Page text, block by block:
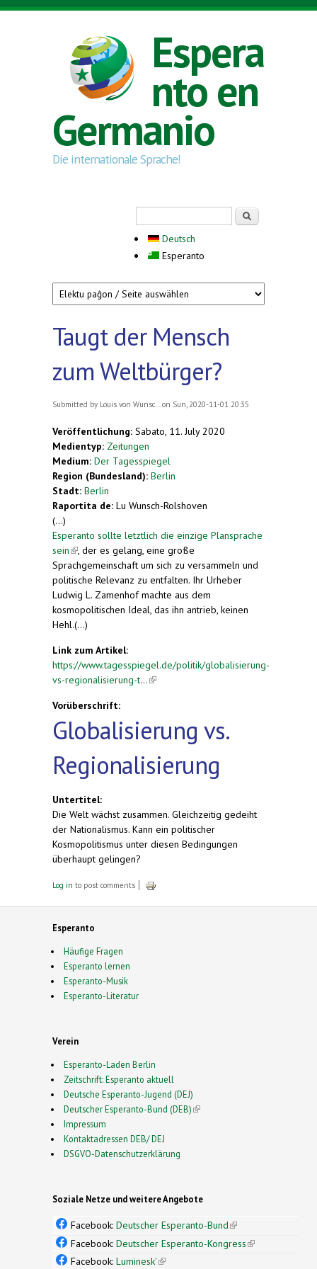
Skip to main content
Espera
nto en
Germanio
Die internationale Sprache!
Deutsch
Esperanto
Taugt der Mensch
zum Weltbürger?
Submitted by Louis von Wunsc... on Sun, 2020-11-01 20:35
Veröffentlichung: Sabato, 11. July 2020
Medientyp: Zeitungen
Medium: Der Tagesspiegel
Region (Bundesland): Berlin
Stadt: Berlin
Raportita de: Lu Wunsch-Rolshoven
(...)
Esperanto sollte letztlich die einzige Plansprache
sein(link is external)
, der es gelang, eine große
Sprachgemeinschaft um sich zu versammeln und
politische Relevanz zu entfalten. Ihr Urheber
Ludwig L. Zamenhof machte aus dem
kosmopolitischen Ideal, das ihn antrieb, keinen
Hehl.(...)
Link zum Artikel:
https://www.tagesspiegel.de/politik/globalisierung-
vs-regionalisierung-t...(link is external)
Vorüberschrift:
Globalisierung vs.
Regionalisierung
Untertitel:
Die Welt wächst zusammen. Gleichzeitig gedeiht
der Nationalismus. Kann ein politischer
Kosmopolitismus unter diesen Bedingungen
überhaupt gelingen?
Log in to post comments
Esperanto
Häufige Fragen
Esperanto lernen
Esperanto-Musik
Esperanto-Literatur
Verein
Esperanto-Laden Berlin
Zeitschrift: Esperanto aktuell
Deutsche Esperanto-Jugend (DEJ)
Deutscher Esperanto-Bund (DEB)(link is external)
Impressum
Kontaktadressen DEB/ DEJ
DSGVO-Datenschutzerklärung
Soziale Netze und weitere Angebote
Facebook: Deutscher Esperanto-Bund(link is
external)
Facebook: Deutscher Esperanto-Kongress(link is
Facebook: Luminesk'(link is external)